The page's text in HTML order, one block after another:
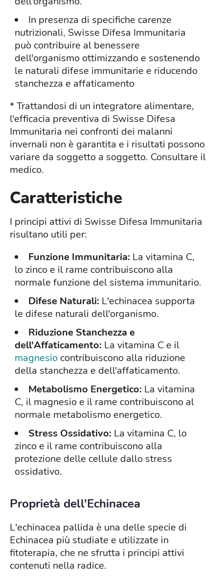
In presenza di specifiche carenze
nutrizionali, Swisse Difesa Immunitaria
può contribuire al benessere
dell'organismo ottimizzando e sostenendo
le naturali difese immunitarie e riducendo
stanchezza e affaticamento
* Trattandosi di un integratore alimentare,
l'efficacia preventiva di Swisse Difesa
Immunitaria nei confronti dei malanni
invernali non è garantita e i risultati possono
variare da soggetto a soggetto. Consultare il
medico.
Caratteristiche
I principi attivi di Swisse Difesa Immunitaria
risultano utili per:
Funzione Immunitaria: La vitamina C,
lo zinco e il rame contribuiscono alla
normale funzione del sistema immunitario.
Difese Naturali: L'echinacea supporta
le difese naturali dell'organismo.
Riduzione Stanchezza e
dell'Affaticamento: La vitamina C e il
magnesio contribuiscono alla riduzione
della stanchezza e dell'affaticamento.
Metabolismo Energetico: La vitamina
C, il magnesio e il rame contribuiscono al
normale metabolismo energetico.
Stress Ossidativo: La vitamina C, lo
zinco e il rame contribuiscono alla
protezione delle cellule dallo stress
ossidativo.
Proprietà dell'Echinacea
L'echinacea pallida è una delle specie di
Echinacea più studiate e utilizzate in
fitoterapia, che ne sfrutta i principi attivi
contenuti nella radice.